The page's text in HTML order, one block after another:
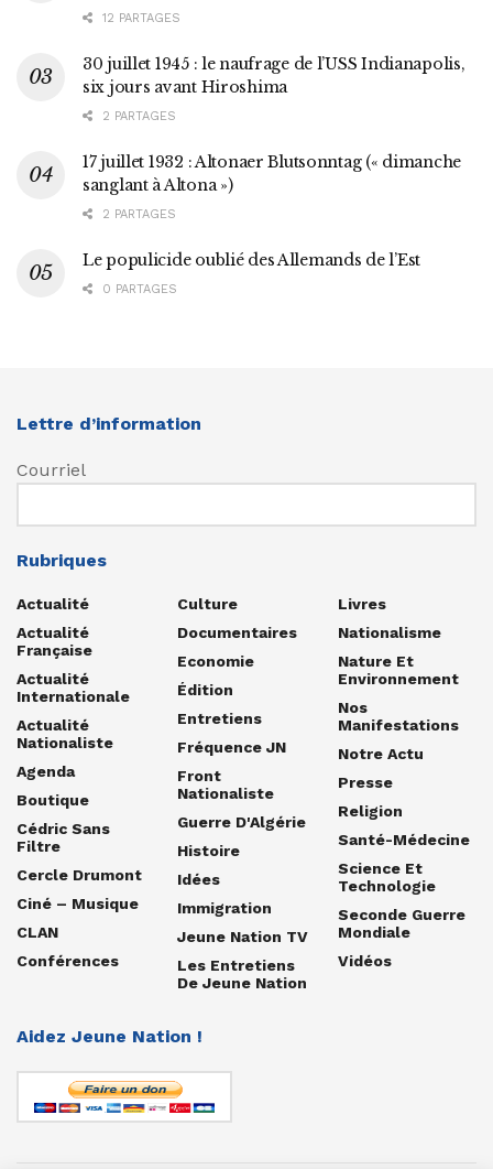
12 PARTAGES
30 juillet 1945 : le naufrage de l’USS Indianapolis,
six jours avant Hiroshima
2 PARTAGES
17 juillet 1932 : Altonaer Blutsonntag (« dimanche
sanglant à Altona »)
2 PARTAGES
Le populicide oublié des Allemands de l’Est
0 PARTAGES
Lettre d’information
Courriel
Rubriques
Actualité
Actualité
Française
Actualité
Internationale
Actualité
Nationaliste
Agenda
Boutique
Cédric Sans
Filtre
Cercle Drumont
Ciné – Musique
CLAN
Conférences
Culture
Documentaires
Economie
Édition
Entretiens
Fréquence JN
Front
Nationaliste
Guerre D'Algérie
Histoire
Idées
Immigration
Jeune Nation TV
Les Entretiens
De Jeune Nation
Livres
Nationalisme
Nature Et
Environnement
Nos
Manifestations
Notre Actu
Presse
Religion
Santé-Médecine
Science Et
Technologie
Seconde Guerre
Mondiale
Vidéos
Aidez Jeune Nation !